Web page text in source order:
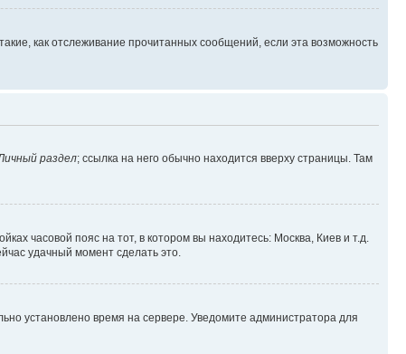
как отслеживание прочитанных сообщений, если эта возможность
раздел; ссылка на него обычно находится вверху страницы. Там
часовой пояс на тот, в котором вы находитесь: Москва, Киев и т.д.
удачный момент сделать это.
установлено время на сервере. Уведомите администратора для